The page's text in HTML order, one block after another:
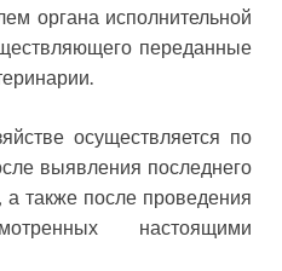
органа исполнительной
переданные
осуществляется по
выявления последнего
также после проведения
настоящими